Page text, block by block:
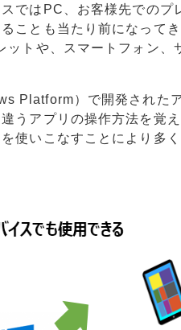
ではPC、お客様先でのプ
ことも当たり前になって
トや、スマートフォン、
Platform）で開発された
うアプリの操作方法を覚
使いこなすことにより多